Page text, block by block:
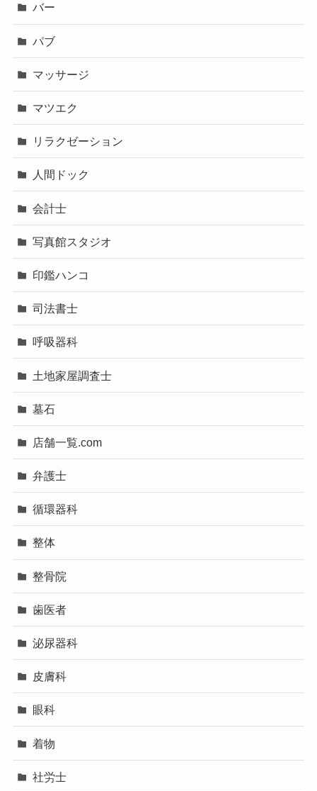
バー
パブ
マッサージ
マツエク
リラクゼーション
人間ドック
会計士
写真館スタジオ
印鑑ハンコ
司法書士
呼吸器科
土地家屋調査士
墓石
店舗一覧.com
弁護士
循環器科
整体
整骨院
歯医者
泌尿器科
皮膚科
眼科
着物
社労士